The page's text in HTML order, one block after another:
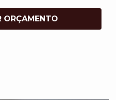
ORÇAMENTO